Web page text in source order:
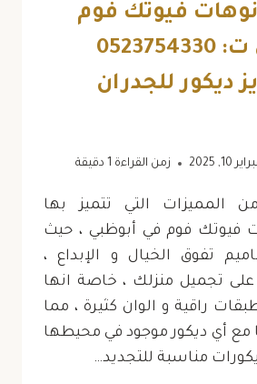
فيوتك فوم
في أبوظبي ت: 0523754330
ديكور للجدران
10, 2025 زمن القراءة دقيقة
المميزات التي تتميز بها
فيوتك فوم في أبوظبي ، حيث
تفوق الخيال و الإبداع ،
تجميل منزلك ، خاصة انها
راقية و الوان كثيرة ، مما
أي ديكور موجود في محيطها
مناسبة للتجديد…